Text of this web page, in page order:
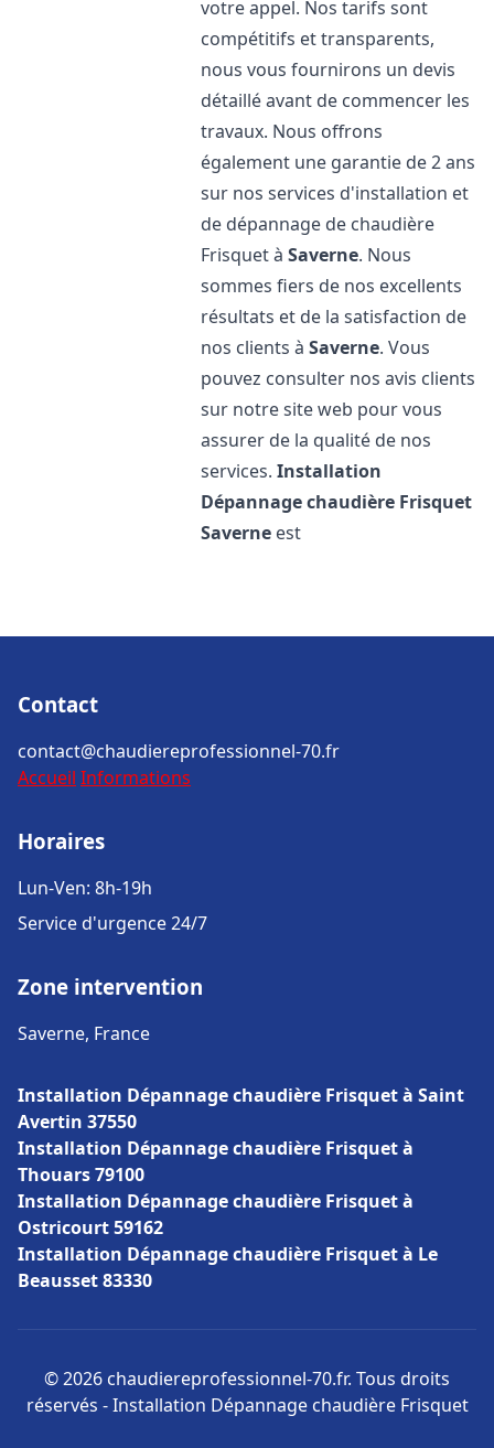
votre appel. Nos tarifs sont
compétitifs et transparents,
nous vous fournirons un devis
détaillé avant de commencer les
travaux. Nous offrons
également une garantie de 2 ans
sur nos services d'installation et
de dépannage de chaudière
Frisquet àSaverne. Nous
sommes fiers de nos excellents
résultats et de la satisfaction de
nos clients àSaverne. Vous
pouvez consulter nos avis clients
sur notre site web pour vous
assurer de la qualité de nos
services.Installation
Dépannage chaudière Frisquet
Saverne est
Contact
contact@chaudiereprofessionnel-70.fr
Accueil Informations
Horaires
Lun-Ven: 8h-19h
Service d'urgence 24/7
Zone intervention
Saverne, France
Installation Dépannage chaudière Frisquet à Saint
Avertin 37550
Installation Dépannage chaudière Frisquet à
Thouars 79100
Installation Dépannage chaudière Frisquet à
Ostricourt 59162
Installation Dépannage chaudière Frisquet à Le
Beausset 83330
© 2026 chaudiereprofessionnel-70.fr. Tous droits
réservés - Installation Dépannage chaudière Frisquet